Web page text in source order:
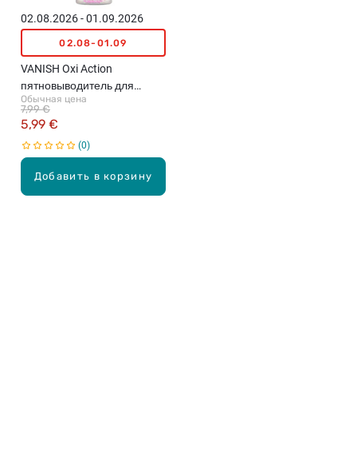
Добавить в корзину
02.08.2026 - 01.09.2026
02.08-01.09
VANISH Oxi Action
пятновыводитель для
ковров, 195мл
Обычная цена
5,99 €
7,99 €
0